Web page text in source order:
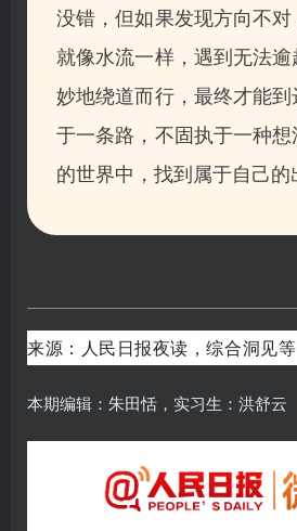
没错，但如果发现方向不对
就像水流一样， 遇到无法
妙地绕道而行， 最终才能
于一条路，不固执于一种
的世界中，找到属于自己的
来源：人民日报夜读，综合洞见
本期编辑：朱田恬，实习生：洪舒云